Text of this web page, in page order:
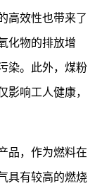
高效性也带来了
化物的排放增
染。此外，煤粉
影响工人健康，
品，作为燃料在
具有较高的燃烧